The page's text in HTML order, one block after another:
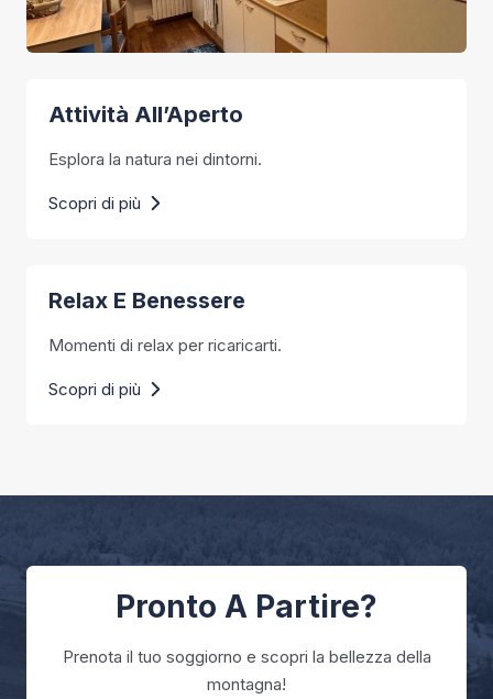
Attività All’Aperto
Esplora la natura nei dintorni.
Scopri di più
Relax E Benessere
Momenti di relax per ricaricarti.
Scopri di più
Pronto A Partire?
Prenota il tuo soggiorno e scopri la bellezza della
montagna!